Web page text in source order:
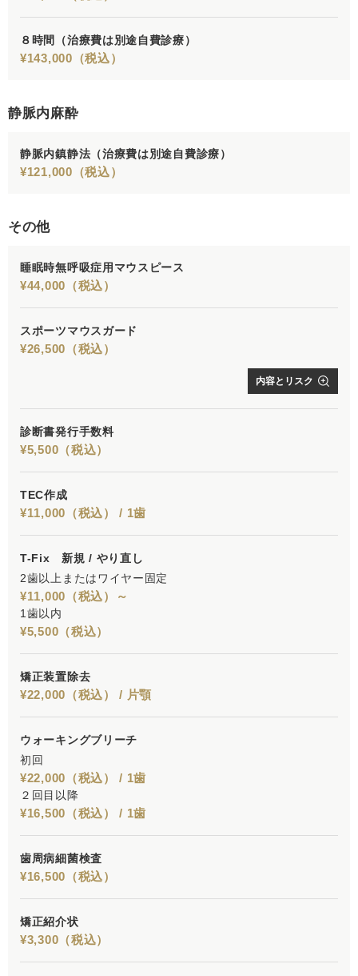
８時間 （治療費は別途自費診療）
¥143,000（税込）
静脈内麻酔
静脈内鎮静法 （治療費は別途自費診療）
¥121,000（税込）
その他
睡眠時無呼吸症用マウスピース
¥44,000（税込）
スポーツマウスガード
¥26,500（税込）
内容とリスク
診断書発行手数料
¥5,500（税込）
TEC作成
¥11,000（税込） / 1歯
T-Fix 新規 / やり直し
2歯以上またはワイヤー固定
¥11,000（税込）～
1歯以内
¥5,500（税込）
矯正装置除去
¥22,000（税込） / 片顎
ウォーキングブリーチ
初回
¥22,000（税込） / 1歯
２回目以降
¥16,500（税込） / 1歯
歯周病細菌検査
¥16,500（税込）
矯正紹介状
¥3,300（税込）